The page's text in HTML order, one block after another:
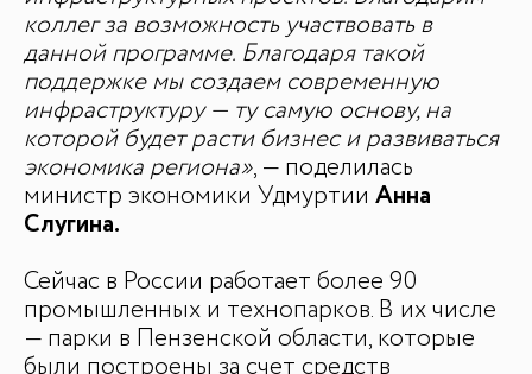
коллег за возможность участвовать в
данной программе. Благодаря такой
поддержке мы создаем современную
инфраструктуру — ту самую основу, на
которой будет расти бизнес и развиваться
экономика региона», — поделилась
министр экономики Удмуртии Анна
Слугина.
Сейчас в России работает более 90
промышленных и технопарков. В их числе
— парки в Пензенской области, которые
были построены за счет средств